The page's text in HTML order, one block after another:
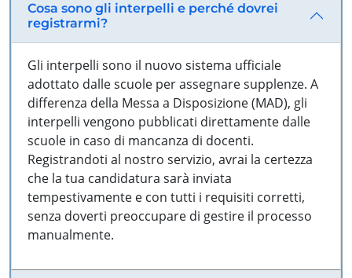
Cosa sono gli interpelli e perché dovrei
registrarmi?
Gli interpelli sono il nuovo sistema ufficiale
adottato dalle scuole per assegnare supplenze. A
differenza della Messa a Disposizione (MAD), gli
interpelli vengono pubblicati direttamente dalle
scuole in caso di mancanza di docenti.
Registrandoti al nostro servizio, avrai la certezza
che la tua candidatura sarà inviata
tempestivamente e con tutti i requisiti corretti,
senza doverti preoccupare di gestire il processo
manualmente.